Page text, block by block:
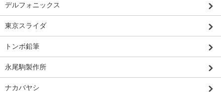
デルフォニックス
東京スライダ
トンボ鉛筆
永尾駒製作所
ナカバヤシ